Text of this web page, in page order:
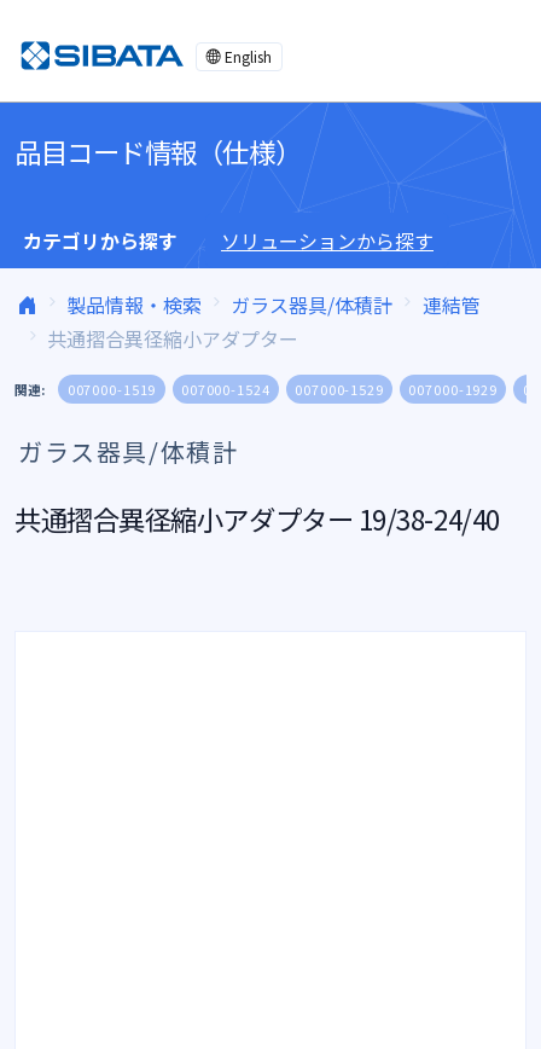
English
品目コード情報（仕様）
カテゴリから探す ソリューションから探す
製品情報・検索 ガラス器具/体積計
連結管
共通摺合異径縮小アダプター
関連: 007000-1519 007000-1524 007000-1529 007000-1929
ガラス器具/体積計
共通摺合異径縮小アダプター 19/38-24/40